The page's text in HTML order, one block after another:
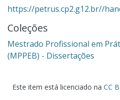
https://petrus.cp2.g12.br//
Coleções
Mestrado Profissional em
(MPPEB) - Dissertações
Este item está licenciado na CC